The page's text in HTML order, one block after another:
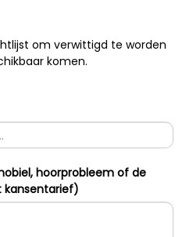
om verwittigd te worden
komen.
hoorprobleem of de
kansentarief)